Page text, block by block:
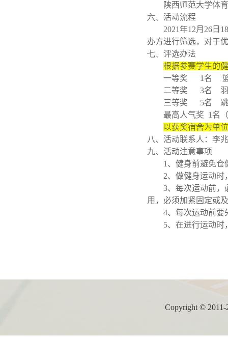
陕西师范大学体
六、 活动流程
2021年12月 26 日 18
办方进行筛选，对于
七、 评选办法
根据参赛学生的
一等奖 1 名
二等奖 3名
三等奖 5名
最高人气奖 1 名
以获奖宿舍为单
八、活动联系人：李
九、活动注意事项
1 、健身前避免仓
2、做健身运动时
3、每次运动前，
用，必须加紧固定或
4、每次运动前要
5、在进行运动时
Copyright ©